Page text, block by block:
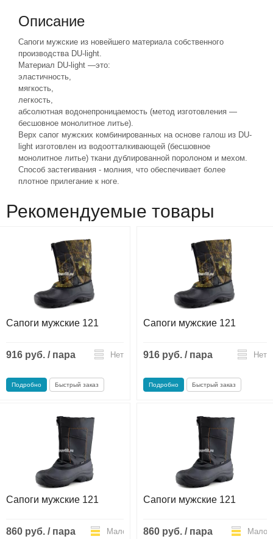
Описание
Сапоги мужские из новейшего материала собственного
производства DU-light.
Материал DU-light —это:
эластичность,
мягкость,
легкость,
абсолютная водонепроницаемость (метод изготовления —
бесшовное монолитное литье).
Верх сапог мужских комбинированных на основе галош из DU-
light изготовлен из водоотталкивающей (бесшовное
монолитное литье) ткани дублированной поролоном и мехом.
Способ застегивания - молния, что обеспечивает более
плотное прилегание к ноге.
Рекомендуемые товары
Сапоги мужские 121
916 руб. / пара Нет
Подробно Быстрый заказ
Сапоги мужские 121
916 руб. / пара Нет
Подробно Быстрый заказ
Сапоги мужские 121
860 руб. / пара Мало
Сапоги мужские 121
860 руб. / пара Мало